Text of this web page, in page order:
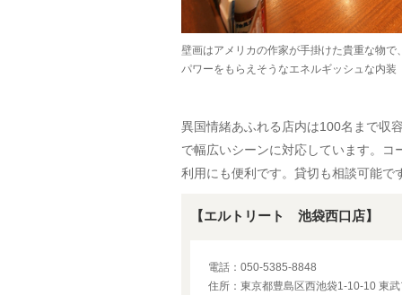
壁画はアメリカの作家が手掛けた貴重な物
パワーをもらえそうなエネルギッシュな内装
異国情緒あふれる店内は100名まで収
で幅広いシーンに対応しています。
利用にも便利です。貸切も相談可能で
【エルトリート 池袋西口店】
電話：050-5385-8848
住所：東京都豊島区西池袋1-10-10 東